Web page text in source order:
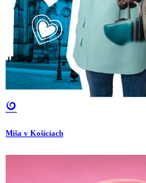
Miša v Košiciach